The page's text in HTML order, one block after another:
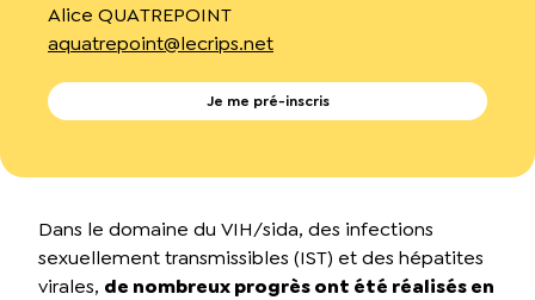
Alice QUATREPOINT
aquatrepoint@lecrips.net
Je me pré-inscris
Dans le domaine du VIH/sida, des infections
sexuellement transmissibles (IST) et des hépatites
virales, de nombreux progrès ont été réalisés en